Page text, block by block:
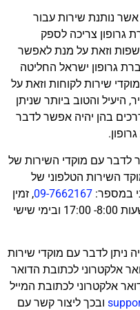
נותנת שירות עבור
גרופון צריכה לספק
שפות וזאת על מנת לאפשר
גרופון ישראל החליטה
שירות לקוחות וזאת על
והטוב ביותר שניתן
בהן יהיה אפשר לדבר
לדבר עם מוקדי השירות של
השירות הטלפוני של
במספר: 09-7662167, זמין
בימים ראשון עד חמישי בין השעות 8:00- 17:00 ובימי שישי
ניתן לדבר עם מוקדי שירות
אלקטרוני לכתובת הדואר
אלקטרוני לכתובת המייל
ובכך ליצור קשר עם